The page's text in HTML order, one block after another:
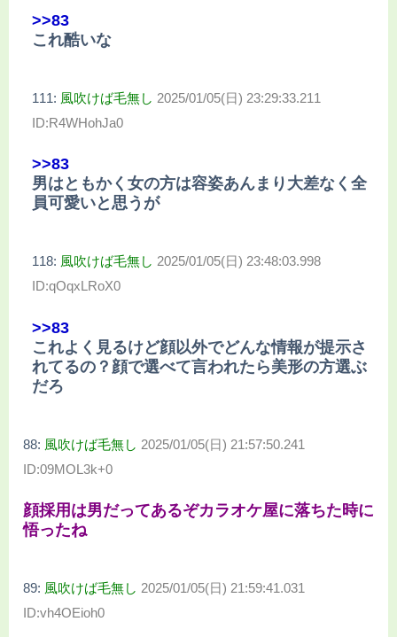
>>83
これ酷いな
111: 風吹けば毛無し 2025/01/05(日) 23:29:33.211
ID:R4WHohJa0
>>83
男はともかく女の方は容姿あんまり大差なく全
員可愛いと思うが
118: 風吹けば毛無し 2025/01/05(日) 23:48:03.998
ID:qOqxLRoX0
>>83
これよく見るけど顔以外でどんな情報が提示さ
れてるの？顔で選べて言われたら美形の方選ぶ
だろ
88: 風吹けば毛無し 2025/01/05(日) 21:57:50.241
ID:09MOL3k+0
顔採用は男だってあるぞカラオケ屋に落ちた時に
悟ったね
89: 風吹けば毛無し 2025/01/05(日) 21:59:41.031
ID:vh4OEioh0